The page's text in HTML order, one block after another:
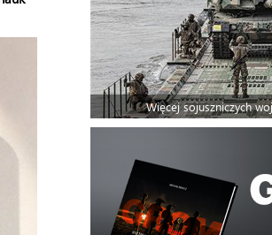
Więcej sojuszniczych